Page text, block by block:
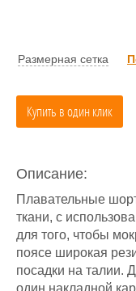
Размерная сетка
Купить в один клик
Описание:
Плавательные
ткани, с
для того, чтобы
поясе широкая
посадки на талии.
один накладной